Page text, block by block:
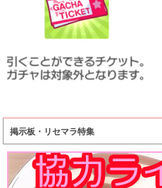
掲示板・リセマラ特集